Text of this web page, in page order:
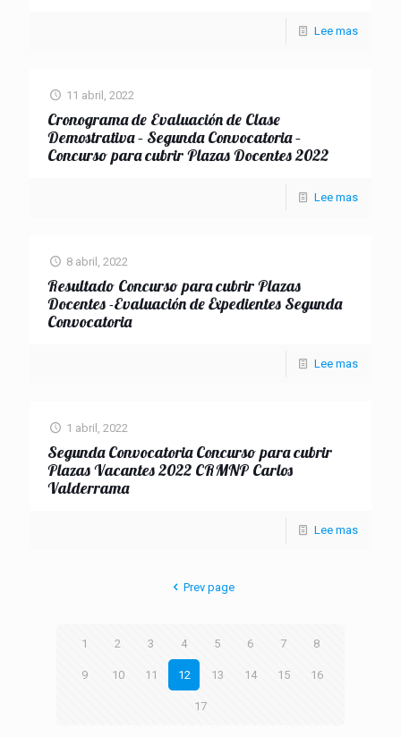
Lee mas
11 abril, 2022
Cronograma de Evaluación de Clase
Demostrativa – Segunda Convocatoria –
Concurso para cubrir Plazas Docentes 2022
Lee mas
8 abril, 2022
Resultado Concurso para cubrir Plazas
Docentes -Evaluación de Expedientes Segunda
Convocatoria
Lee mas
1 abril, 2022
Segunda Convocatoria Concurso para cubrir
Plazas Vacantes 2022 CRMNP Carlos
Valderrama
Lee mas
Prev page
1 2 3 4 5 6 7 8
9 10 11 12 13 14 15 16
17